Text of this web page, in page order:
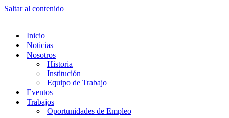
Saltar al contenido
Inicio
Noticias
Nosotros
Historia
Institución
Equipo de Trabajo
Eventos
Trabajos
Oportunidades de Empleo